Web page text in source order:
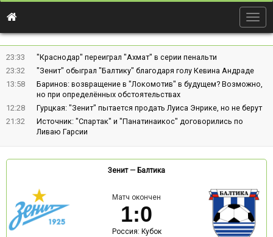
23:33
"Краснодар" переиграл "Ахмат" в серии пенальти
23:32
"Зенит" обыграл "Балтику" благодаря голу Кевина Андраде
13:58
Баринов: возвращение в "Локомотив" в будущем? Возможно,
но при определённых обстоятельствах
12:28
Гурцкая: "Зенит" пытается продать Луиса Энрике, но не берут
21:32
Источник: "Спартак" и "Панатинаикос" договорились по
Ливаю Гарсии
Зенит— Балтика
Матч окончен
1:0
Россия: Кубок